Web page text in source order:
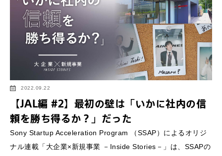
2022.09.22
【JAL編 #2】最初の壁は「いかに社内の信
頼を勝ち得るか？」だった
Sony Startup Acceleration Program （SSAP）によるオリジ
ナル連載「大企業×新規事業 －Inside Stories－」は、SSAPの